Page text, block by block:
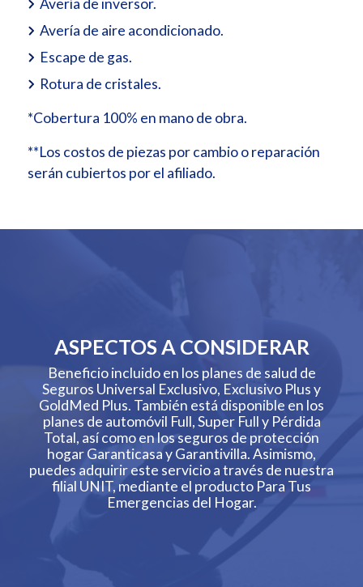
Avería de inversor.
Avería de aire acondicionado.
Escape de gas.
Rotura de cristales.
*Cobertura 100% en mano de obra.
**Los costos de piezas por cambio o reparación
serán cubiertos por el afiliado.
ASPECTOS A CONSIDERAR
Beneficio incluido en los planes de salud de
Seguros Universal Exclusivo, Exclusivo Plus y
GoldMed Plus. También está disponible en los
planes de automóvil Full, Super Full y Pérdida
Total, así como en los seguros de protección
hogar Garanticasa y Garantivilla. Asimismo,
puedes adquirir este servicio a través de nuestra
filial UNIT, mediante el producto Para Tus
Emergencias del Hogar.